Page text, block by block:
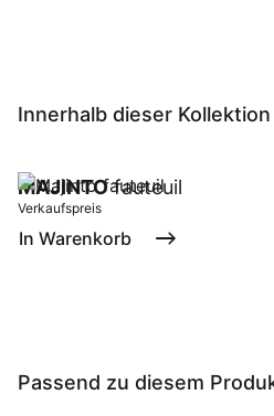
Innerhalb dieser Kollektion
MAJINTOfauteuil
Verkaufspreis
In Warenkorb
Passend zu diesem